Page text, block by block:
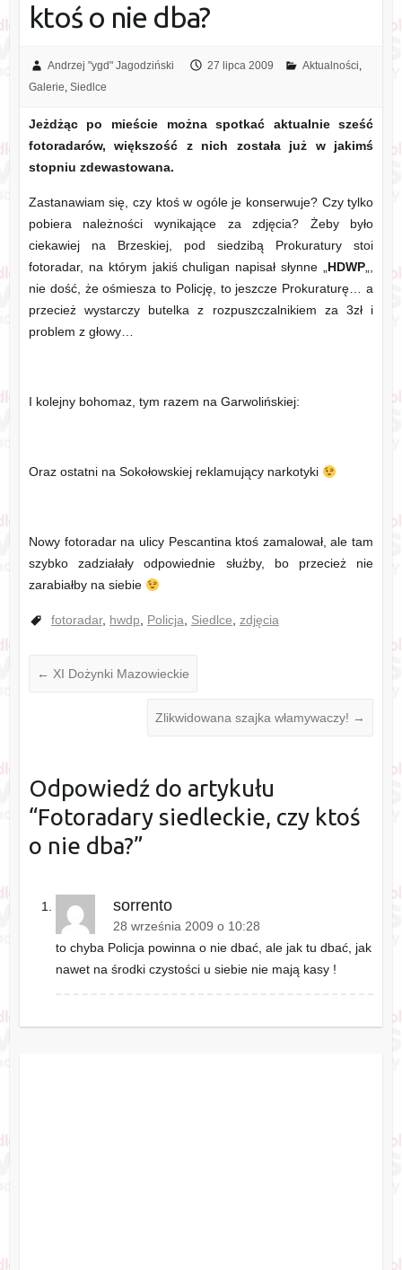
ktoś o nie dba?
Andrzej "ygd" Jagodziński 27 lipca 2009 Aktualności,
Galerie, Siedlce
Jeżdżąc po mieście można spotkać aktualnie sześć
fotoradarów, większość z nich została już w jakimś
stopniu zdewastowana.
Zastanawiam się, czy ktoś w ogóle je konserwuje? Czy tylko
pobiera należności wynikające za zdjęcia? Żeby było
ciekawiej na Brzeskiej, pod siedzibą Prokuratury stoi
fotoradar, na którym jakiś chuligan napisał słynne „HDWP„,
nie dość, że ośmiesza to Policję, to jeszcze Prokuraturę… a
przecież wystarczy butelka z rozpuszczalnikiem za 3zł i
problem z głowy…
I kolejny bohomaz, tym razem na Garwolińskiej:
Oraz ostatni na Sokołowskiej reklamujący narkotyki
Nowy fotoradar na ulicy Pescantina ktoś zamalował, ale tam
szybko zadziałały odpowiednie służby, bo przecież nie
zarabiałby na siebie
fotoradar, hwdp, Policja, Siedlce, zdjęcia
← XI Dożynki Mazowieckie
Zlikwidowana szajka włamywaczy! →
Odpowiedź do artykułu
“Fotoradary siedleckie, czy ktoś
o nie dba?”
sorrento
28 września 2009 o 10:28
to chyba Policja powinna o nie dbać, ale jak tu dbać, jak
nawet na środki czystości u siebie nie mają kasy !